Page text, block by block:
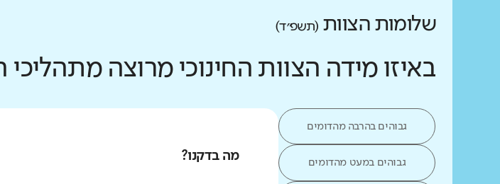
שלומות הצוות (תשפ״ד)
באיזו מידה הצוות החינוכי מרוצה
גבוהים בהרבה מהדומים
גבוהים במעט מהדומים מה בדקנו?